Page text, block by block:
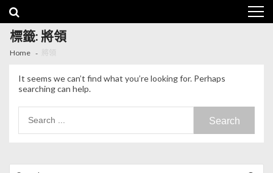
Skip to navigation
Skip to content
標籤: 將領
Home 將領
It seems we can’t find what you’re looking for. Perhaps
searching can help.